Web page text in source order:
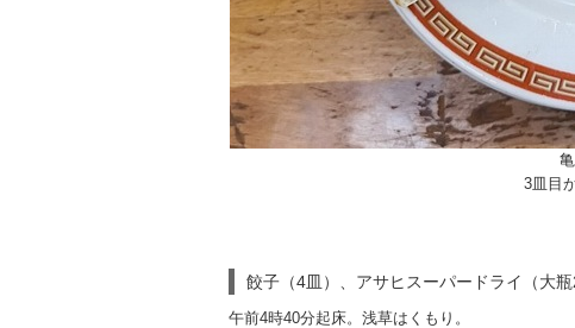
3皿目
餃子（4皿）、アサヒスーパードライ（大
午前4時40分起床。浅草はくもり。